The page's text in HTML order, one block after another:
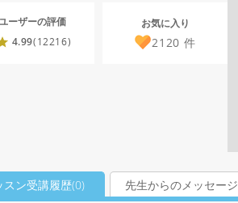
ーザーの評価
4.99(12216)
お気に入り
2120 件
スン受講履歴(0) 先生からのメッセージ